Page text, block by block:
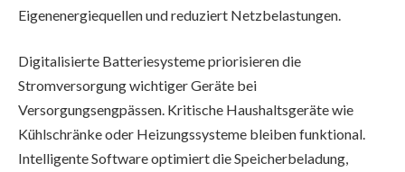
Eigenenergiequellen und reduziert Netzbelastungen.
Digitalisierte Batteriesysteme priorisieren die
Stromversorgung wichtiger Geräte bei
Versorgungsengpässen. Kritische Haushaltsgeräte wie
Kühlschränke oder Heizungssysteme bleiben funktional.
Intelligente Software optimiert die Speicherbeladung,